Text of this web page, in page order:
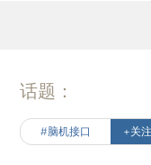
话题：
#脑机接口 +关注